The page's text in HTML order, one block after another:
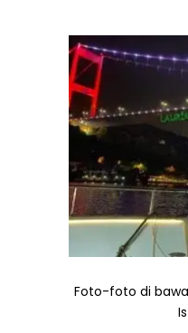
Foto-foto di